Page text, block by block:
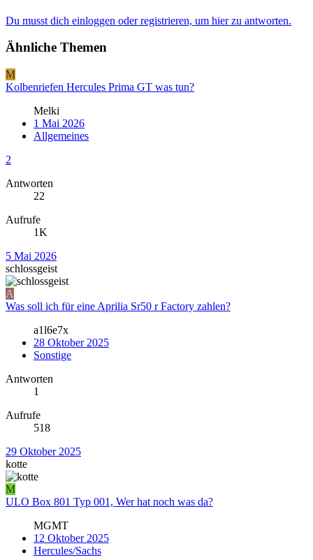
Du musst dich einloggen oder registrieren, um hier zu antworten.
Ähnliche Themen
M
Kolbenriefen Hercules Prima GT was tun?
Melki
1 Mai 2026
Allgemeines
2
Antworten
22
Aufrufe
1K
5 Mai 2026
schlossgeist
A
Was soll ich für eine Aprilia Sr50 r Factory zahlen?
a1l6e7x
28 Oktober 2025
Sonstige
Antworten
1
Aufrufe
518
29 Oktober 2025
kotte
M
ULO Box 801 Typ 001, Wer hat noch was da?
MGMT
12 Oktober 2025
Hercules/Sachs